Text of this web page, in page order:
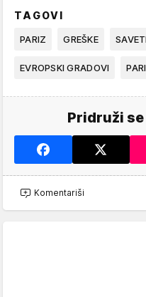
TAGOVI
PARIZ GREŠKE
EVROPSKI GRADOVI
Pridruži se
Komentariši